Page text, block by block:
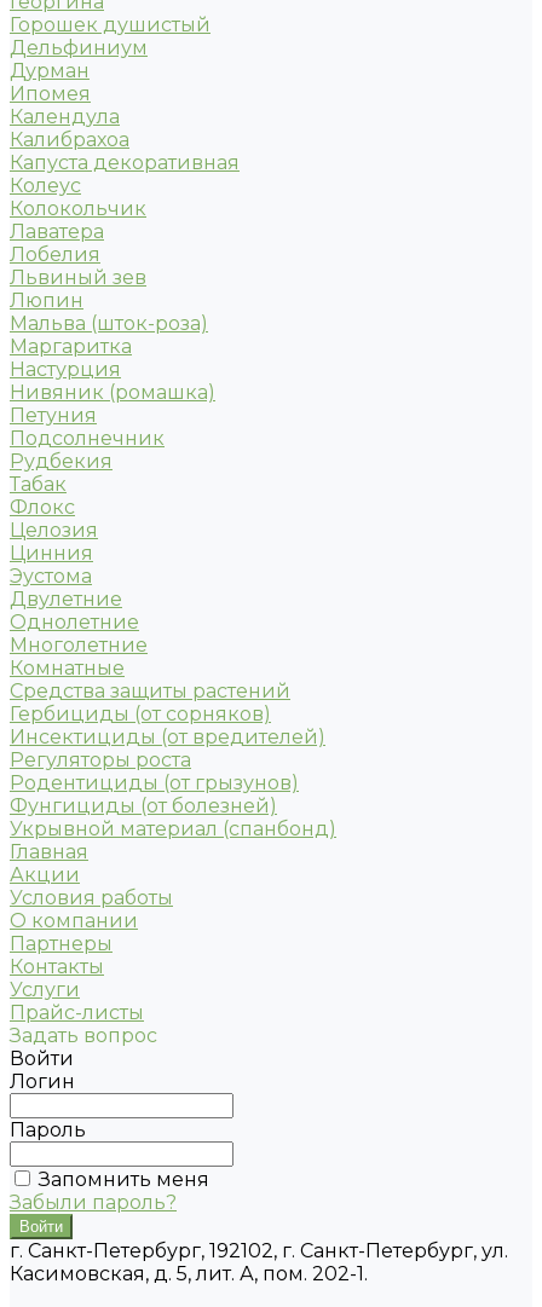
Горошек душистый
Дельфиниум
Дурман
Ипомея
Календула
Калибрахоа
Капуста декоративная
Колеус
Колокольчик
Лаватера
Лобелия
Львиный зев
Люпин
Мальва (шток-роза)
Маргаритка
Настурция
Нивяник (ромашка)
Петуния
Подсолнечник
Рудбекия
Табак
Флокс
Целозия
Цинния
Эустома
Двулетние
Однолетние
Многолетние
Комнатные
Средства защиты растений
Гербициды (от сорняков)
Инсектициды (от вредителей)
Регуляторы роста
Родентициды (от грызунов)
Фунгициды (от болезней)
Укрывной материал (спанбонд)
Главная
Акции
Условия работы
О компании
Партнеры
Контакты
Услуги
Прайс-листы
Задать вопрос
Войти
Логин
Пароль
Запомнить меня
Забыли пароль?
г. Санкт-Петербург, 192102, г. Санкт-Петербург, ул.
Касимовская, д. 5, лит. А, пом. 202-1.